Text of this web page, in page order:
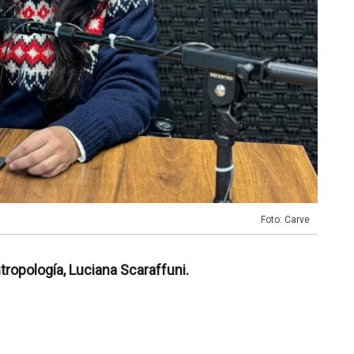
Foto: Carve
Luciana Scaraffuni.